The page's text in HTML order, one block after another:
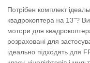
Потрібен комплект
квадрокоптера на 13"?
мотори для
розраховані для
ідеально підходять для